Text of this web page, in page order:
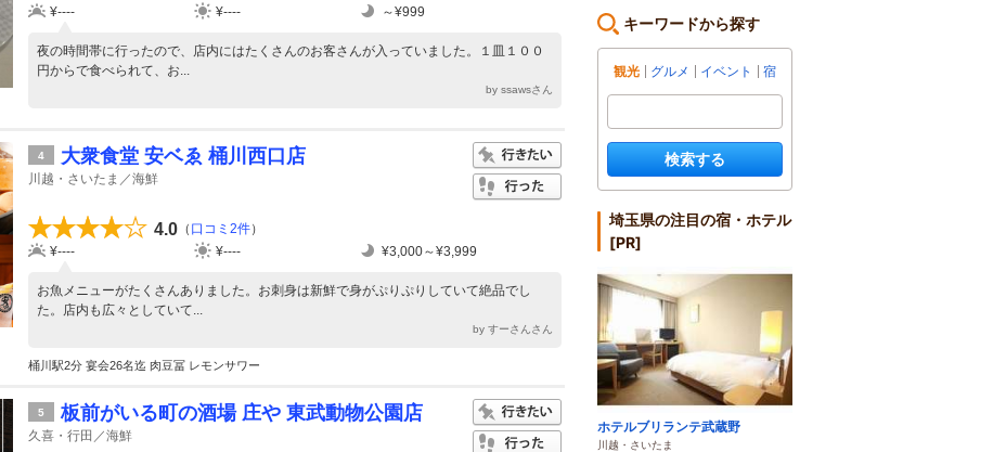
¥----
¥---- ～¥999
夜の時間帯に行ったので、店内にはたくさんのお客さんが入っていました。１皿１００
円からで食べられて、お...
by ssawsさん
4 大衆食堂 安ベゑ 桶川西口店
川越・さいたま／海鮮
4.0 （ 口コミ2件）
¥----
¥---- ¥3,000～¥3,999
お魚メニューがたくさんありました。お刺身は新鮮で身がぷりぷりしていて絶品でし
た。店内も広々としていて...
by すーさんさん
桶川駅2分 宴会26名迄 肉豆冨 レモンサワー
5 板前がいる町の酒場 庄や 東武動物公園店
久喜・行田／海鮮
キーワードから探す
観光 グルメ イベント 宿
検索する
埼玉県の注目の宿・ホテル
[PR]
ホテルブリランテ武蔵野
川越・さいたま